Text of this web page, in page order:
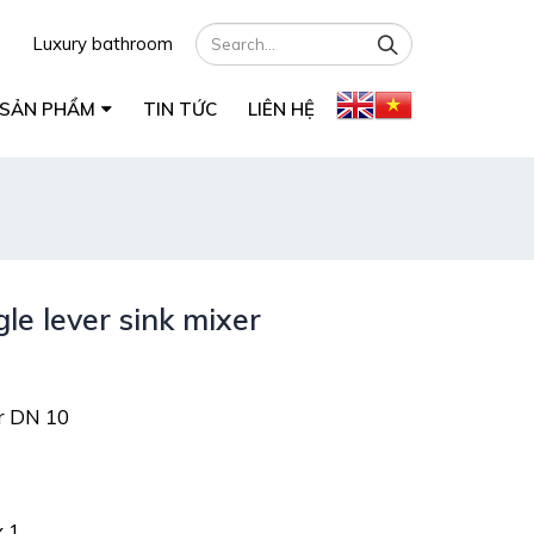
Luxury bathroom
SẢN PHẨM TIN TỨC LIÊN HỆ
lever sink mixer
DN 10